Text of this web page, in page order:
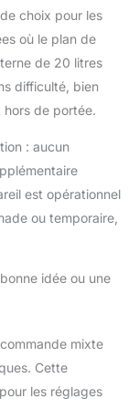
la vie
pour
à
de
les
à
Style
de
choix pour les
où le plan de
de 20 litres
difficulté, bien
de portée.
: aucun
est opérationnel
ou temporaire,
idée ou une
mixte
Cette
les réglages